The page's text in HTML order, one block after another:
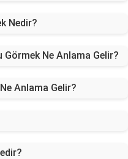
Nedir?
Ne Anlama Gelir?
Anlama Gelir?